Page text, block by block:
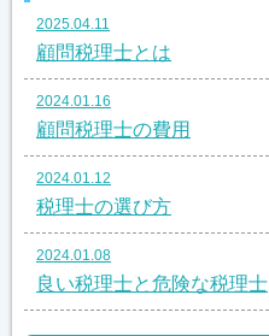
2025.04.11
顧問税理士とは
2024.01.16
顧問税理士の費用
2024.01.12
税理士の選び方
2024.01.08
良い税理士と危険な税理士